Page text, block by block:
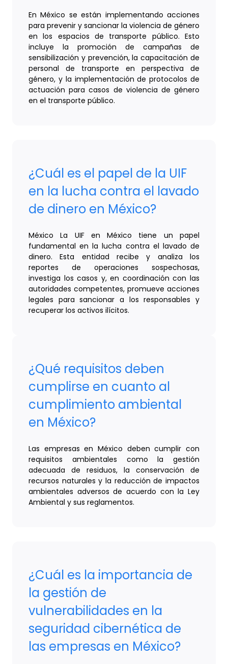
En México se están implementando acciones
para prevenir y sancionar la violencia de género
en los espacios de transporte público. Esto
incluye la promoción de campañas de
sensibilización y prevención, la capacitación de
personal de transporte en perspectiva de
género, y la implementación de protocolos de
actuación para casos de violencia de género
en el transporte público.
¿Cuál es el papel de la UIF
en la lucha contra el lavado
de dinero en México?
México La UIF en México tiene un papel
fundamental en la lucha contra el lavado de
dinero. Esta entidad recibe y analiza los
reportes de operaciones sospechosas,
investiga los casos y, en coordinación con las
autoridades competentes, promueve acciones
legales para sancionar a los responsables y
recuperar los activos ilícitos.
¿Qué requisitos deben
cumplirse en cuanto al
cumplimiento ambiental
en México?
Las empresas en México deben cumplir con
requisitos ambientales como la gestión
adecuada de residuos, la conservación de
recursos naturales y la reducción de impactos
ambientales adversos de acuerdo con la Ley
Ambiental y sus reglamentos.
¿Cuál es la importancia de
la gestión de
vulnerabilidades en la
seguridad cibernética de
las empresas en México?